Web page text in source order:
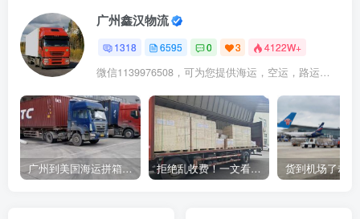
广州鑫汉物流
1318 6595 0 3 4122W+
微信1139976508，可为您提供海运，空运，路运，铁路运输
广州到美国海运拼箱多少钱？2024年最新运费构成+隐藏费用避坑指南 拒绝乱收费！一文看懂中国货代计费套路，教你避开所有隐形坑